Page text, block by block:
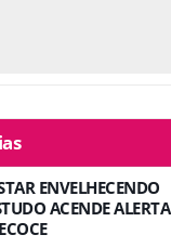
ENVELHECENDO
ACENDE ALERTA